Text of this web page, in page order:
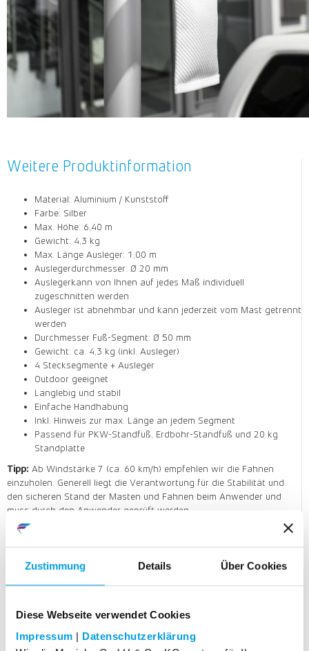
Zustimmung Details Über Cookies
Diese Webseite verwendet Cookies
Impressum | Datenschutzerklärung
Weitere Produktinformation
Material: Aluminium / Kunststoff
Farbe: Silber
Max. Höhe: 6,40 m
Gewicht: 4,3 kg
Max. Länge Ausleger: 1,00 m
Auslegerdurchmesser: Ø 20 mm
Auslegerkann von Ihnen auf jedes Maß individuell
zugeschnitten werden
Ausleger ist abnehmbar und kann jederzeit vom Mast getrennt
werden
Durchmesser Fuß-Segment: Ø 50 mm
Gewicht: ca. 4,3 kg (inkl. Ausleger)
4 Stecksegmente + Ausleger
Outdoor geeignet
Langlebig und stabil
Einfache Handhabung
Inkl. Hinweis zur max. Länge an jedem Segment
Passend für PKW-Standfuß, Erdbohr-Standfuß und 20 kg
Standplatte
Tipp: Ab Windstärke 7 (ca. 60 km/h) empfehlen wir die Fahnen
einzuholen. Generell liegt die Verantwortung für die Stabilität und
den sicheren Stand der Masten und Fahnen beim Anwender und
muss durch den Anwender geprüft werden.
Mobiler Fahnenmast - Mehrteilig
Art. Nr.: PM02
Vier Stecksegmente mit Ausleger, Gesamthöhe 6,40 m